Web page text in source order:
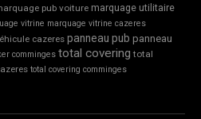
pub voiture marquage utilitaire
vitrine marquage vitrine cazeres
cazeres panneau pub panneau
comminges total covering total
total covering comminges